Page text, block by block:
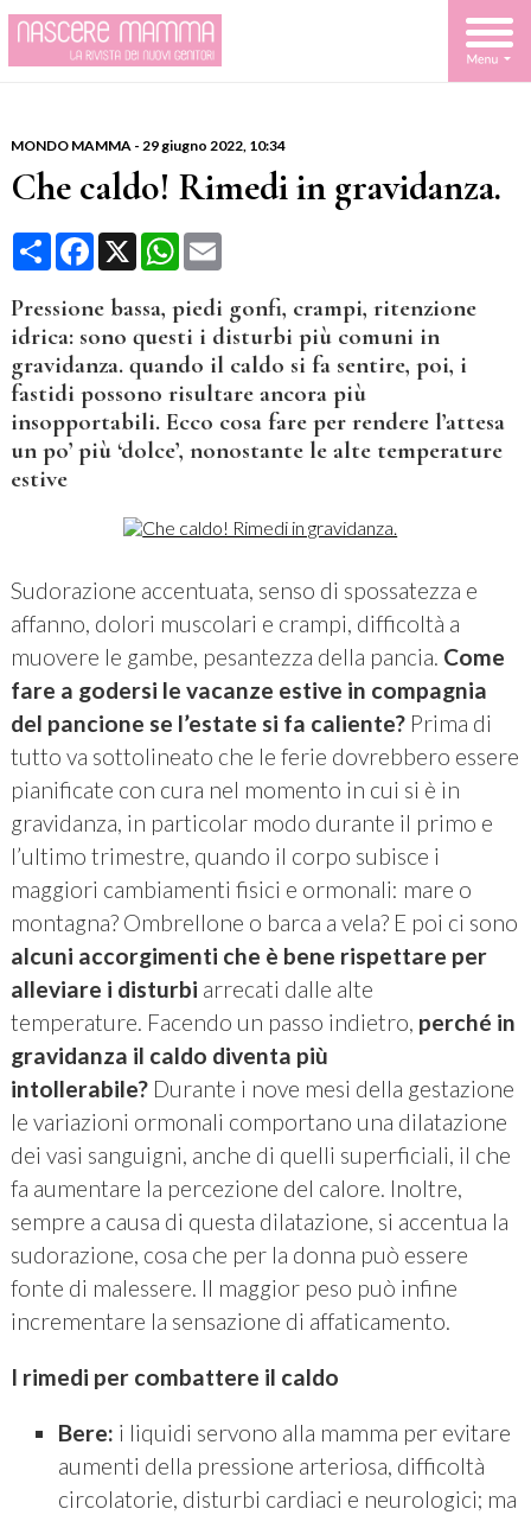
MONDO MAMMA- 29 giugno 2022, 10:34
Che caldo! Rimedi in gravidanza.
CondividiFacebook
X WhatsApp
Email
Pressione bassa, piedi gonfi, crampi, ritenzione
idrica: sono questi i disturbi più comuni in
gravidanza. quando il caldo si fa sentire, poi, i
fastidi possono risultare ancora più
insopportabili. Ecco cosa fare per rendere l’attesa
un po’ più ‘dolce’, nonostante le alte temperature
estive
Sudorazione accentuata, senso di spossatezza e
affanno, dolori muscolari e crampi, difficoltà a
muovere le gambe, pesantezza della pancia. Come
fare a godersi le vacanze estive in compagnia
del pancione se l’estate si fa caliente? Prima di
tutto va sottolineato che le ferie dovrebbero essere
pianificate con cura nel momento in cui si è in
gravidanza, in particolar modo durante il primo e
l’ultimo trimestre, quando il corpo subisce i
maggiori cambiamenti fisici e ormonali: mare o
montagna? Ombrellone o barca a vela? E poi ci sono
alcuni accorgimenti che è bene rispettare per
alleviare i disturbi arrecati dalle alte
temperature. Facendo un passo indietro, perché in
gravidanza il caldo diventa più
intollerabile? Durante i nove mesi della gestazione
le variazioni ormonali comportano una dilatazione
dei vasi sanguigni, anche di quelli superficiali, il che
fa aumentare la percezione del calore. Inoltre,
sempre a causa di questa dilatazione, si accentua la
sudorazione, cosa che per la donna può essere
fonte di malessere. Il maggior peso può infine
incrementare la sensazione di affaticamento.
I rimedi per combattere il caldo
Bere: i liquidi servono alla mamma per evitare
aumenti della pressione arteriosa, difficoltà
circolatorie, disturbi cardiaci e neurologici; ma